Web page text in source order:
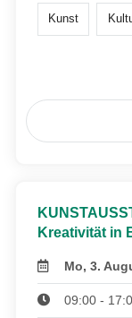
Kunst
Kreativität in
Mo, 3.
09:00 -